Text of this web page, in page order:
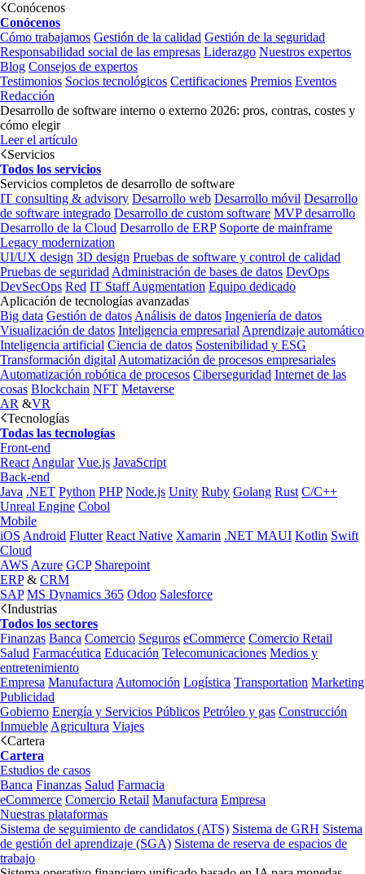
Conócenos
Conócenos
Cómo trabajamos Gestión de la calidad Gestión de la seguridad
Responsabilidad social de las empresas Liderazgo Nuestros expertos
Blog Consejos de expertos
Testimonios Socios tecnológicos Certificaciones Premios Eventos
Redacción
Desarrollo de software interno o externo 2026: pros, contras, costes y
cómo elegir
Leer el artículo
Servicios
Todos los servicios
Servicios completos de desarrollo de software
IT consulting & advisory Desarrollo web Desarrollo móvil Desarrollo
de software integrado Desarrollo de custom software MVP desarrollo
Desarrollo de la Cloud Desarrollo de ERP Soporte de mainframe
Legacy modernization
UI/UX design 3D design Pruebas de software y control de calidad
Pruebas de seguridad Administración de bases de datos DevOps
DevSecOps Red IT Staff Augmentation Equipo dedicado
Aplicación de tecnologías avanzadas
Big data Gestión de datos Análisis de datos Ingeniería de datos
Visualización de datos Inteligencia empresarial Aprendizaje automático
Inteligencia artificial Ciencia de datos Sostenibilidad y ESG
Transformación digital Automatización de procesos empresariales
Automatización robótica de procesos Ciberseguridad Internet de las
cosas Blockchain NFT Metaverse
AR &VR
Tecnologías
Todas las tecnologías
Front-end
React Angular Vue.js JavaScript
Back-end
Java .NET Python PHP Node.js Unity Ruby Golang Rust C/C++
Unreal Engine Cobol
Mobile
iOS Android Flutter React Native Xamarin .NET MAUI Kotlin Swift
Cloud
AWS Azure GCP Sharepoint
ERP& CRM
SAP MS Dynamics 365 Odoo Salesforce
Industrias
Todos los sectores
Finanzas Banca Comercio Seguros eCommerce Comercio Retail
Salud Farmacéutica Educación Telecomunicaciones Medios y
entretenimiento
Empresa Manufactura Automoción Logística Transportation Marketing
Publicidad
Gobierno Energía y Servicios Públicos Petróleo y gas Construcción
Inmueble Agricultura Viajes
Cartera
Cartera
Estudios de casos
Banca Finanzas Salud Farmacia
eCommerce Comercio Retail Manufactura Empresa
Nuestras plataformas
Sistema de seguimiento de candidatos (ATS) Sistema de GRH Sistema
de gestión del aprendizaje (SGA) Sistema de reserva de espacios de
trabajo